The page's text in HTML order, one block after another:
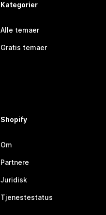
Kategorier
Alle temaer
Gratis temaer
Shopify
Om
Partnere
Juridisk
Tjenestestatus